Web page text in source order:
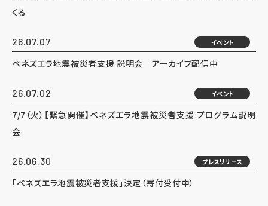
くる
26.07.07 イベント
ベネズエラ地震被災者支援 説明会 アーカイブ配信中
26.07.02 イベント
7/7（火）【緊急開催】ベネズエラ地震被災者支援 プログラム説明
会
26.06.30 プレスリリース
「ベネズエラ地震被災者支援」決定（寄付受付中）